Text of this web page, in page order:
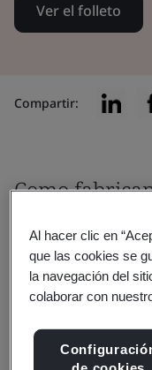
Ver el folleto
Compartir:
Como
cumplir con
fabricante
Al hacer clic en
que las cookies se
la navegación del
colaborar con